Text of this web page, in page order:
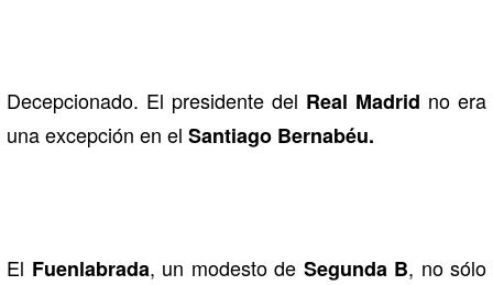
Decepcionado. El presidente del Real Madrid no era
una excepción en el Santiago Bernabéu.
El Fuenlabrada, un modesto de Segunda B, no sólo